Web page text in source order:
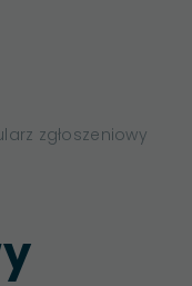
zgłoszeniowy